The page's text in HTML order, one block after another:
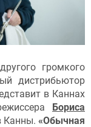
громкого
дистрибьютор
в Каннах
Бориса
Канны. «Обычная